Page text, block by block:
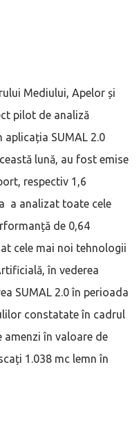
Mediului, Apelor și
pilot de analiză
SUMAL 2.0
lună, au fost emise
respectiv 1,6
a analizat toate cele
de 0,64
cele mai noi tehnologii
în vederea
SUMAL 2.0 în perioada
constatate în cadrul
în valoare de
1.038 mc lemn în